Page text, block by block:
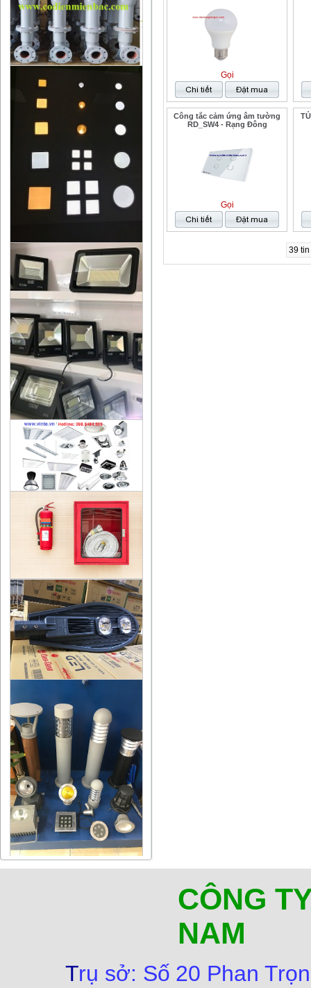
Gọi
Công tắc cảm ứng âm tường
RD_SW4 - Rạng Đông
Gọi
39
CÔNG
NAM
Trụ sở: Số 20 Phan